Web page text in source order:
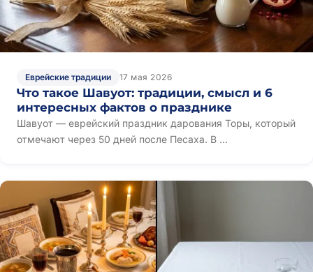
Еврейские традиции 17 мая 2026
Что такое Шавуот: традиции, смысл и 6
интересных фактов о празднике
Шавуот — еврейский праздник дарования Торы, который
отмечают через 50 дней после Песаха. В ...